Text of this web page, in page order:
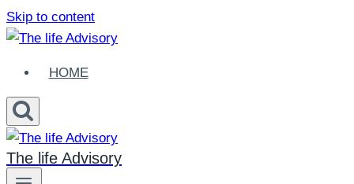
Skip to content
HOME
The life Advisory